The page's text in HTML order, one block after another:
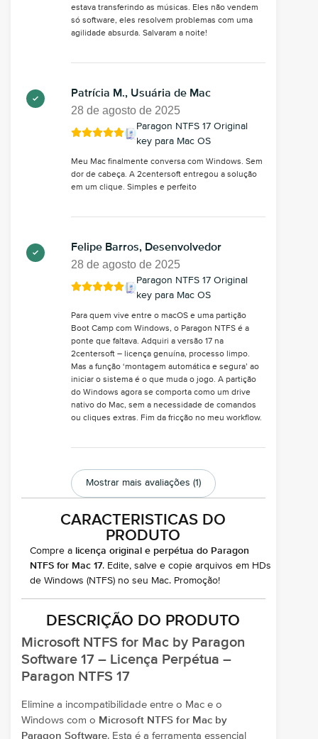
estava transferindo as músicas. Eles não vendem
só software, eles resolvem problemas com uma
agilidade absurda. Salvaram a noite!
Patrícia M., Usuária de Mac
28 de agosto de 2025
Paragon NTFS 17 Original
key para Mac OS
Meu Mac finalmente conversa com Windows. Sem
dor de cabeça. A 2centersoft entregou a solução
em um clique. Simples e perfeito
Felipe Barros, Desenvolvedor
28 de agosto de 2025
Paragon NTFS 17 Original
key para Mac OS
Para quem vive entre o macOS e uma partição
Boot Camp com Windows, o Paragon NTFS é a
ponte que faltava. Adquiri a versão 17 na
2centersoft – licença genuína, processo limpo.
Mas a função ‘montagem automática e segura’ ao
iniciar o sistema é o que muda o jogo. A partição
do Windows agora se comporta como um drive
nativo do Mac, sem a necessidade de comandos
ou cliques extras. Fim da fricção no meu workflow.
Mostrar mais avaliações (1)
CARACTERISTICAS DO
PRODUTO
Compre a licença original e perpétua do Paragon
NTFS for Mac 17. Edite, salve e copie arquivos em HDs
de Windows (NTFS) no seu Mac. Promoção!
DESCRIÇÃO DO PRODUTO
Microsoft NTFS for Mac by Paragon
Software 17 – Licença Perpétua –
Paragon NTFS 17
Elimine a incompatibilidade entre o Mac e o
Windows com o Microsoft NTFS for Mac by
Paragon Software. Esta é a ferramenta essencial